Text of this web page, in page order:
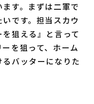
す。まずは二軍で
です。担当スカウ
狙える』と言って
を狙って、ホーム
バッターになりた